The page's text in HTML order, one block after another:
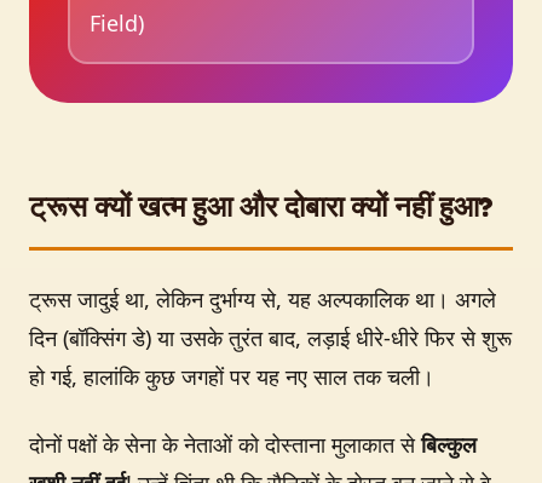
Field)
ट्रूस क्यों खत्म हुआ और दोबारा क्यों नहीं हुआ?
ट्रूस जादुई था, लेकिन दुर्भाग्य से, यह अल्पकालिक था। अगले
दिन (बॉक्सिंग डे) या उसके तुरंत बाद, लड़ाई धीरे-धीरे फिर से शुरू
हो गई, हालांकि कुछ जगहों पर यह नए साल तक चली।
दोनों पक्षों के सेना के नेताओं को दोस्ताना मुलाकात सेबिल्कुल